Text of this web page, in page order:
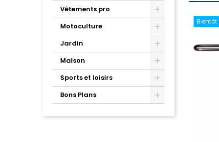
Vêtements pro
Motoculture
Jardin
Maison
Sports et loisirs
Bons Plans